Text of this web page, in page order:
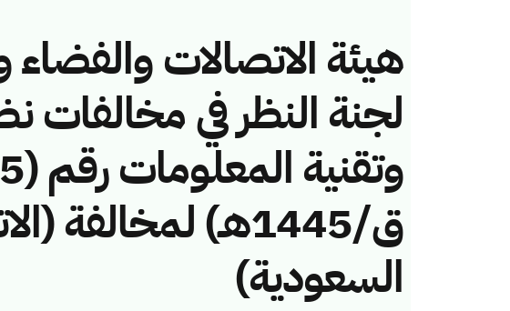
هيئة الاتصالات والفضاء
لجنة النظر في مخالفات
ق/1445هـ) لمخالفة
السعودية)